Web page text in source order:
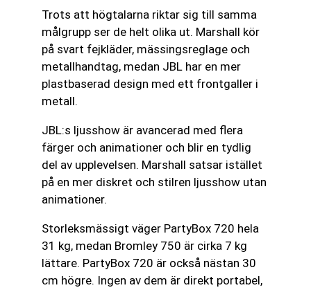
Trots att högtalarna riktar sig till samma
målgrupp ser de helt olika ut. Marshall kör
på svart fejkläder, mässingsreglage och
metallhandtag, medan JBL har en mer
plastbaserad design med ett frontgaller i
metall.
JBL:s ljusshow är avancerad med flera
färger och animationer och blir en tydlig
del av upplevelsen. Marshall satsar istället
på en mer diskret och stilren ljusshow utan
animationer.
Storleksmässigt väger PartyBox 720 hela
31 kg, medan Bromley 750 är cirka 7 kg
lättare. PartyBox 720 är också nästan 30
cm högre. Ingen av dem är direkt portabel,